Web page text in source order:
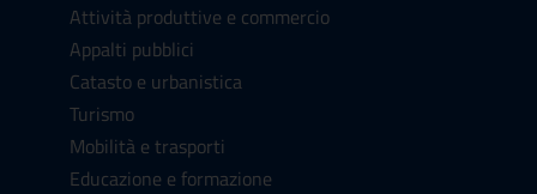
Attività produttive e commercio
Appalti pubblici
Catasto e urbanistica
Turismo
Mobilità e trasporti
Educazione e formazione